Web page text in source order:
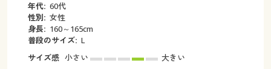
年代: 60代
性別: 女性
身長: 160～165cm
普段のサイズ: L
サイズ感 小さい
大きい